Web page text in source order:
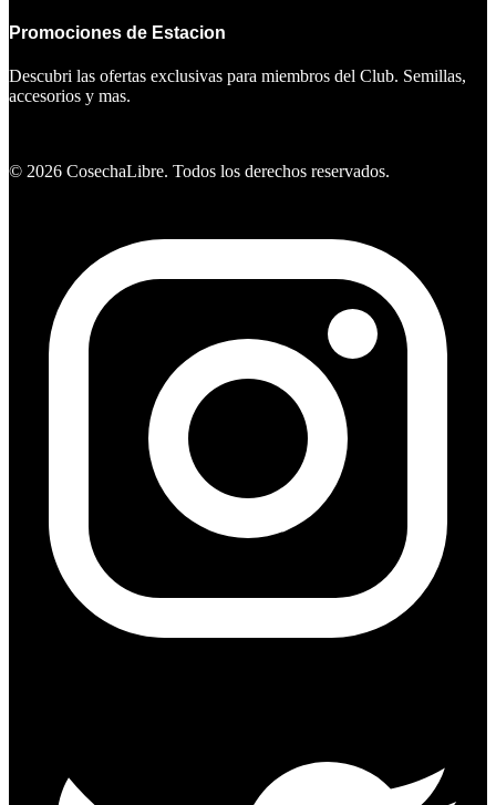
Promociones de Estacion
Descubri las ofertas exclusivas para miembros del Club. Semillas,
accesorios y mas.
© 2026 CosechaLibre. Todos los derechos reservados.